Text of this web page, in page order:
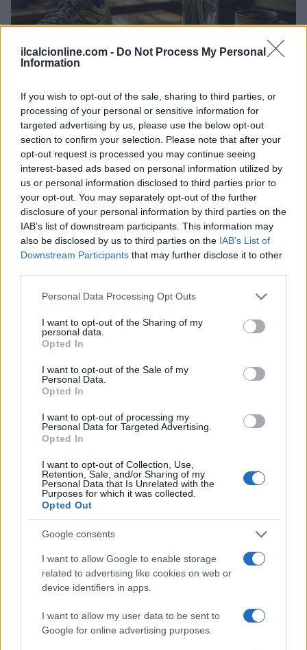
ilcalcionline.com - Do Not Process My Personal
Information
If you wish to opt-out of the sale, sharing to third parties, or
processing of your personal or sensitive information for
targeted advertising by us, please use the below opt-out
section to confirm your selection. Please note that after your
opt-out request is processed you may continue seeing
interest-based ads based on personal information utilized by
us or personal information disclosed to third parties prior to
your opt-out. You may separately opt-out of the further
disclosure of your personal information by third parties on the
IAB’s list of downstream participants. This information may
also be disclosed by us to third parties on the IAB’s List of
Downstream Participants that may further disclose it to other
Please note that this website/app uses one or more Google
not limited to your visit or usage behaviour. You may click to
grant or deny consent to Google and its third-party tags to
use your data for below specified purposes in below Google
consent section.
Personal Data Processing Opt Outs
I want to opt-out of the Sharing of my
personal data.
Opted In
I want to opt-out of the Sale of my
Personal Data.
Opted In
I want to opt-out of processing my
Personal Data for Targeted Advertising.
Opted In
I want to opt-out of Collection, Use,
Retention, Sale, and/or Sharing of my
Personal Data that Is Unrelated with the
Purposes for which it was collected.
Opted Out
Google consents
I want to allow Google to enable storage
related to advertising like cookies on web or
device identifiers in apps.
I want to allow my user data to be sent to
Google for online advertising purposes.
CSI Bergamo: Tra Corsi, Eventi e Protezione dei Dati
Personali
Francesca Lombardi · 29 Lug 2026
NEWS
Quando il gioco di squadra insegna a vivere: calcio, storia e
valore educativo
NEWS
Evento sportivo e culturale a Calcio: programma e dettagli